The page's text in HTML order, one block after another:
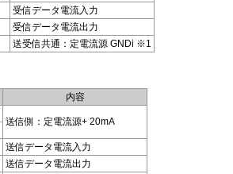
受信データ電流入力
受信データ電流出力
送受信共通：定電流源 GNDi ※1
内容
送信側：定電流源+ 20mA
送信データ電流入力
送信データ電流出力